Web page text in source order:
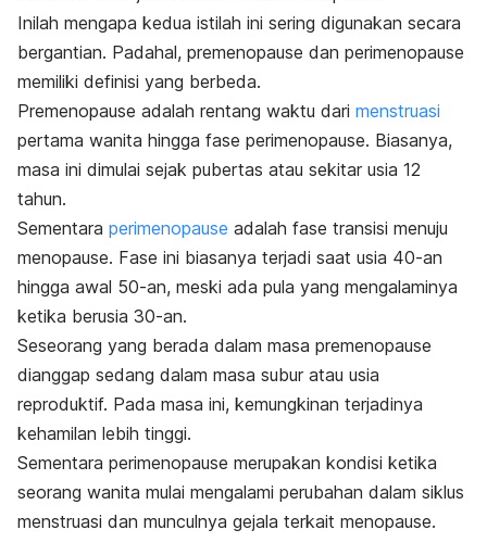
Inilah mengapa kedua istilah ini sering digunakan secara
bergantian. Padahal, premenopause dan perimenopause
memiliki definisi yang berbeda.
Premenopause adalah rentang waktu dari menstruasi
pertama wanita hingga fase perimenopause. Biasanya,
masa ini dimulai sejak pubertas atau sekitar usia 12
tahun.
Sementara perimenopause adalah fase transisi menuju
menopause. Fase ini biasanya terjadi saat usia 40-an
hingga awal 50-an, meski ada pula yang mengalaminya
ketika berusia 30-an.
Seseorang yang berada dalam masa premenopause
dianggap sedang dalam masa subur atau usia
reproduktif. Pada masa ini, kemungkinan terjadinya
kehamilan lebih tinggi.
Sementara perimenopause merupakan kondisi ketika
seorang wanita mulai mengalami perubahan dalam siklus
menstruasi dan munculnya gejala terkait menopause.